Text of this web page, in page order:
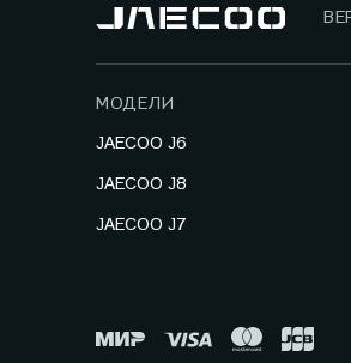
МОДЕЛИ
JAECOO J6
JAECOO J8
JAECOO J7